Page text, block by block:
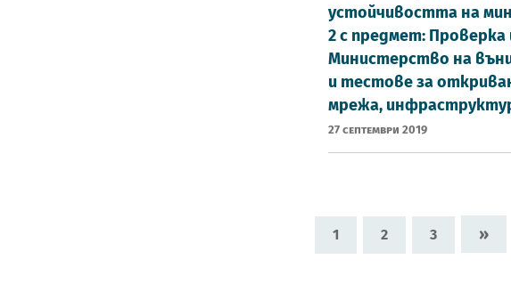
устойчивостта на
2 с предмет:
Министерство на
и тестове за
мрежа,
27 Септември 2019
1 2 3 »